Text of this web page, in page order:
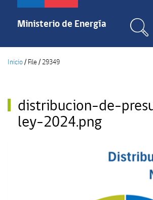
Pasar
contenido
Ministerio de Energía
Inicio/ File/29349
distribucion-de-
ley-2024.png